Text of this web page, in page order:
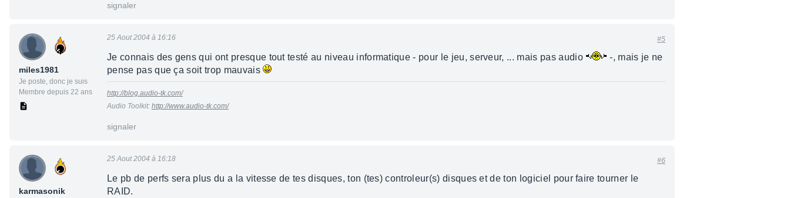
signaler
miles1981
Je poste, donc je suis
Membre depuis 22 ans
25 Aout 2004 à 16:16 #5
Je connais des gens qui ont presque tout testé au niveau informatique - pour le jeu, serveur, ... mais pas audio
-, mais je ne
pense pas que ça soit trop mauvais
http://blog.audio-tk.com/
Audio Toolkit: http://www.audio-tk.com/
signaler
karmasonik
25 Aout 2004 à 16:18 #6
Le pb de perfs sera plus du a la vitesse de tes disques, ton (tes) controleur(s) disques et de ton logiciel pour faire tourner le
RAID.